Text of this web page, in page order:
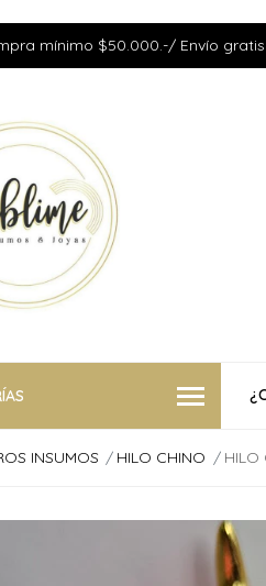
mínimo $50.000.-/ Envío
INSUMOS HILO CHINO HILO